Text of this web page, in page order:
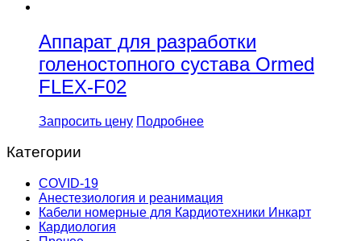
Аппарат для разработки
голеностопного сустава Ormed
FLEX-F02
Запросить цену Подробнее
Категории
COVID-19
Анестезиология и реанимация
Кабели номерные для Кардиотехники Инкарт
Кардиология